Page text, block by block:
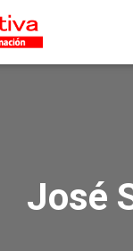
José